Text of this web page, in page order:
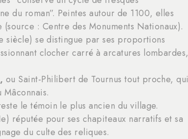
du roman”. Peintes autour de 1100, elles
: Centre des Monuments Nationaux).
siècle) se distingue par ses proportions
clocher carré à arcatures lombardes,
ou Saint-Philibert de Tournus tout proche, qui
le témoin le plus ancien du village.
réputée pour ses chapiteaux narratifs et sa
du culte des reliques.